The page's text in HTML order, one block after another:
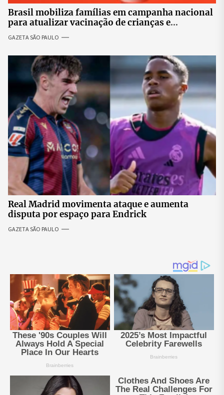
Brasil mobiliza famílias em campanha nacional
para atualizar vacinação de crianças e
adolescentes
GAZETA SÃO PAULO
Real Madrid movimenta ataque e aumenta
disputa por espaço para Endrick
GAZETA SÃO PAULO